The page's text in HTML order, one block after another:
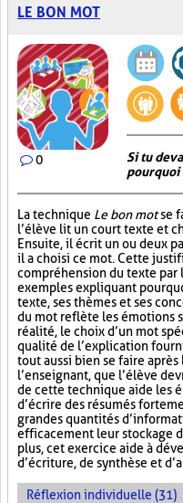
LE BON MOT
0
Si tu
pourquoi
La technique Le bon motse
l’élève lit un court texte et
Ensuite, il écrit un ou deux
il a choisi ce mot. Cette
compréhension du texte par
exemples expliquant
texte, ses thèmes et ses
du mot reflète les émotions
réalité, le choix d’un mot
qualité de l’explication
tout aussi bien se faire
l’enseignant, que l’élève
de cette technique aide les
d’écrire des résumés
grandes quantités
efficacement leur stockage
plus, cet exercice aide à
d’écriture, de synthèse et
Réflexion individuelle (31)